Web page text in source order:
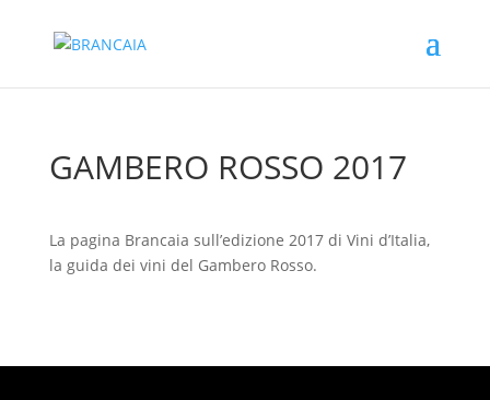
GAMBERO ROSSO 2017
La pagina Brancaia sull’edizione 2017 di Vini d’Italia,
la guida dei vini del Gambero Rosso.